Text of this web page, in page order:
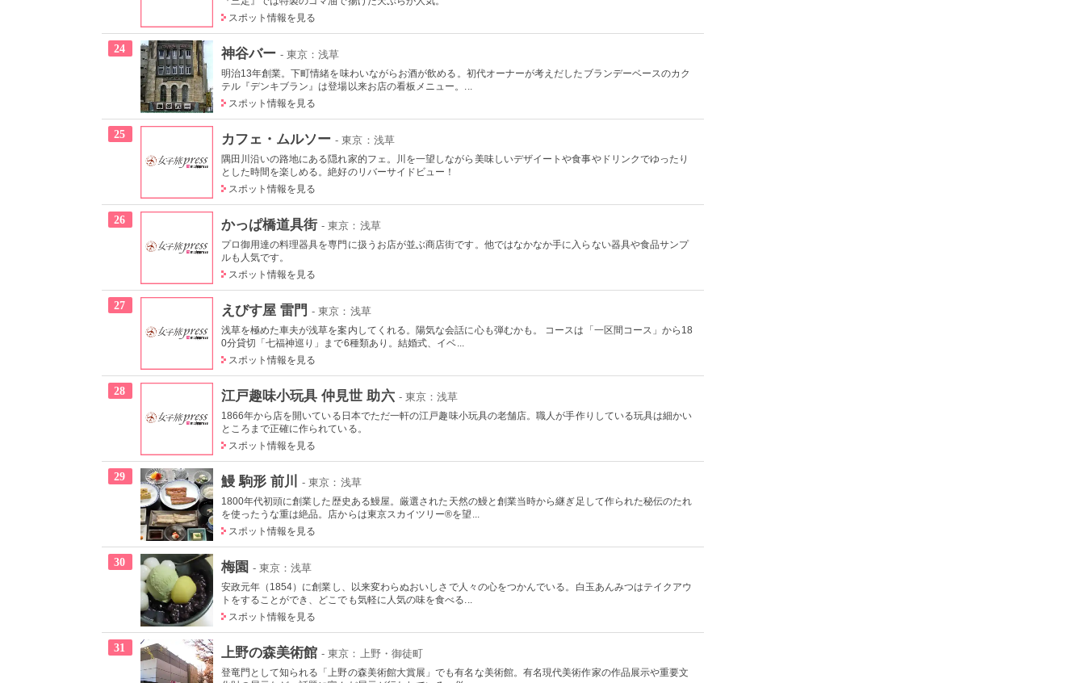
スポット情報を見る
24 神谷バー - 東京：浅草
明治13年創業。下町情緒を味わいながらお酒が飲める。初代オーナーが考えだしたブランデーベースのカク
テル『デンキブラン』は登場以来お店の看板メニュー。...
スポット情報を見る
25 カフェ・ムルソー - 東京：浅草
隅田川沿いの路地にある隠れ家的フェ。川を一望しながら美味しいデザイートや食事やドリンクでゆったり
とした時間を楽しめる。絶好のリバーサイドビュー！
スポット情報を見る
26 かっぱ橋道具街 - 東京：浅草
プロ御用達の料理器具を専門に扱うお店が並ぶ商店街です。他ではなかなか手に入らない器具や食品サンプ
ルも人気です。
スポット情報を見る
27 えびす屋 雷門 - 東京：浅草
浅草を極めた車夫が浅草を案内してくれる。陽気な会話に心も弾むかも。 コースは「一区間コース」から18
0分貸切「七福神巡り」まで6種類あり。結婚式、イベ...
スポット情報を見る
28 江戸趣味小玩具 仲見世 助六 - 東京：浅草
1866年から店を開いている日本でただ一軒の江戸趣味小玩具の老舗店。職人が手作りしている玩具は細かい
ところまで正確に作られている。
スポット情報を見る
29 鰻 駒形 前川 - 東京：浅草
1800年代初頭に創業した歴史ある鰻屋。厳選された天然の鰻と創業当時から継ぎ足して作られた秘伝のたれ
を使ったうな重は絶品。店からは東京スカイツリー®を望...
スポット情報を見る
30 梅園 - 東京：浅草
安政元年（1854）に創業し、以来変わらぬおいしさで人々の心をつかんでいる。白玉あんみつはテイクアウ
トをすることができ、どこでも気軽に人気の味を食べる...
スポット情報を見る
31 上野の森美術館 - 東京：上野・御徒町
登竜門として知られる「上野の森美術館大賞展」でも有名な美術館。有名現代美術作家の作品展示や重要文